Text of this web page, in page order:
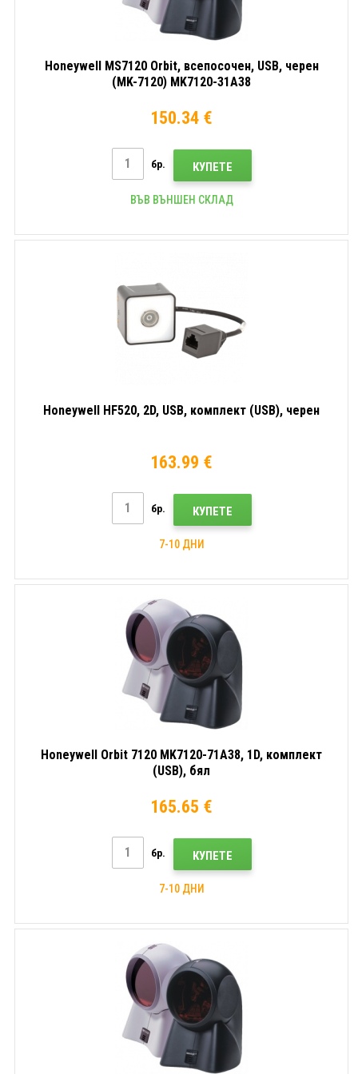
Honeywell MS7120 Orbit, всепосочен, USB, черен
(MK-7120) MK7120-31A38
150.34 €
бр. КУПЕТЕ
ВЪВ ВЪНШЕН СКЛАД
Honeywell HF520, 2D, USB, комплект (USB), черен
163.99 €
бр. КУПЕТЕ
7-10 ДНИ
Honeywell Orbit 7120 MK7120-71A38, 1D, комплект
(USB), бял
165.65 €
бр. КУПЕТЕ
7-10 ДНИ